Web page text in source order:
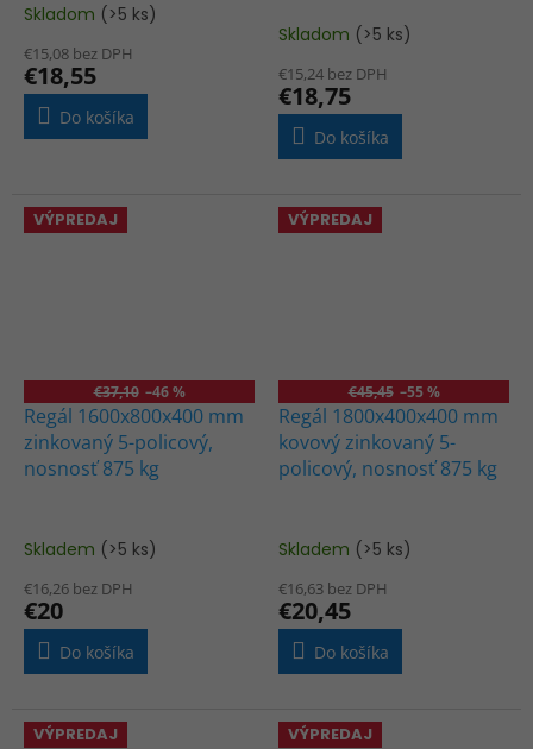
Priemerné
produktu
je
5,0
Skladom (>5 ks)
€15,08 bez DPH
€18,55
Do košíka
Skladom (>5 ks)
€15,24 bez DPH
€18,75
Do košíka
VÝPREDAJ
€37,10 –46 %
Regál 1600x800x400 mm
zinkovaný 5-policový,
nosnosť 875 kg
Skladem (>5 ks)
€16,26 bez DPH
€20
Do košíka
VÝPREDAJ
€45,45 –55 %
Regál 1800x400x400 mm
kovový zinkovaný 5-
policový, nosnosť 875 kg
Skladem (>5 ks)
€16,63 bez DPH
€20,45
Do košíka
VÝPREDAJ VÝPREDAJ